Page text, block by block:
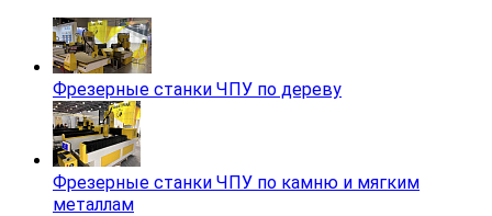
Фрезерные станки ЧПУ по дереву
Фрезерные станки ЧПУ по камню и мягким
металлам